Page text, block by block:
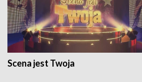
Scena jest Twoja